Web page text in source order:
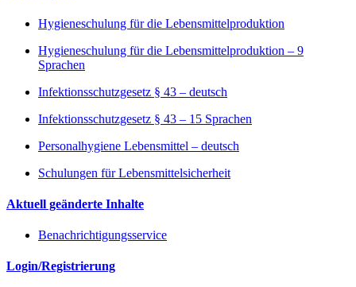
Hygieneschulung für die Lebensmittelproduktion
Hygieneschulung für die Lebensmittelproduktion – 9
Sprachen
Infektionsschutzgesetz § 43 – deutsch
Infektionsschutzgesetz § 43 – 15 Sprachen
Personalhygiene Lebensmittel – deutsch
Schulungen für Lebensmittelsicherheit
Aktuell geänderte Inhalte
Benachrichtigungsservice
Login/Registrierung